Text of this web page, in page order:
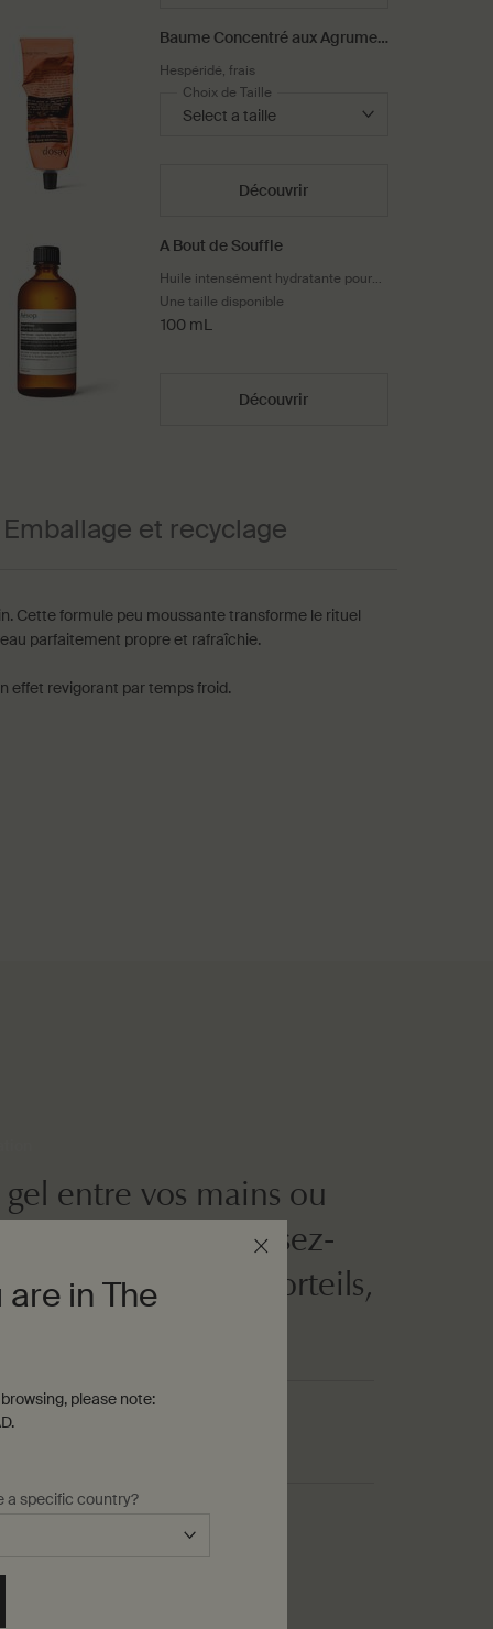
Baume Concentré aux Agrumes
pour le Corps
Hespéridé, frais
Choix de Taille
Découvrir
A Bout de Souffle
Huile intensément hydratante pour
adoucir la peau sèche
Une taille disponible
100 mL
Découvrir
Emballage et recyclage
Cette formule peu moussante transforme le rituel
parfaitement propre et rafraîchie.
effet revigorant par temps froid.
gel entre vos mains ou
de mer. Massez-
du cou jusqu'aux orteils,
soigneusement.
are in The
please note:
a specific country?